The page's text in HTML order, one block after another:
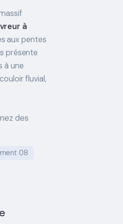
à
aux pentes
présente
à une
fluvial,
des
08